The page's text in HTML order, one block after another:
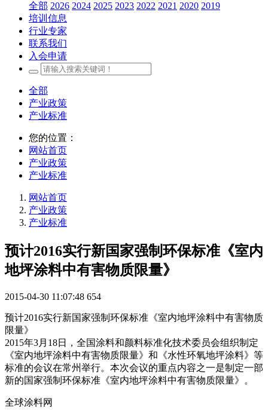
全部 2026 2024 2025 2023 2022 2021 2020 2019
培训信息
行业专家
联系我们
入会申请
全部
产业政策
产业标准
您的位置：
网站首页
产业政策
产业标准
网站首页
产业政策
产业标准
预计2016实行新国家强制环保标准《室内
地坪涂料中有害物质限量》
2015-04-30 11:07:48 654
预计2016实行新国家强制环保标准《室内地坪涂料中有害物质
限量》
2015年3月18日，全国涂料和颜料标准化技术委员会组织制定
《室内地坪涂料中有害物质限量》和《水性环氧地坪涂料》等
标准的会议在常州举行。本次会议的重点内容之一是制定一部
新的国家强制环保标准《室内地坪涂料中有害物质限量》。
全球涂料网